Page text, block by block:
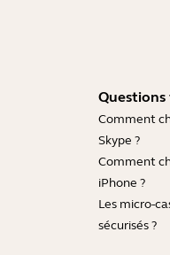
Comment
Skype ?
Comment
iPhone ?
Les micro-
sécurisés ?